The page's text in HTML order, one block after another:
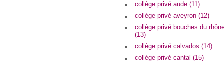
collège privé aude (11)
collège privé aveyron (12)
collège privé bouches du
(13)
collège privé calvados (14)
collège privé cantal (15)